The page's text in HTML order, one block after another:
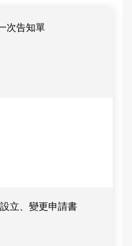
導覽
次告知單
立、變更申請書